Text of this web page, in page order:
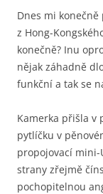
Dnes mi
z Hong-
konečně? Inu
nějak záhadně
funkční a tak se
Kamerka přišla v
pytlíčku v
propojovací mini-
strany zřejmě
pochopitelnou